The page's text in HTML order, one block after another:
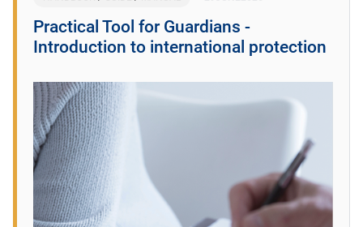
Practical Tool for Guardians -
Introduction to international protection